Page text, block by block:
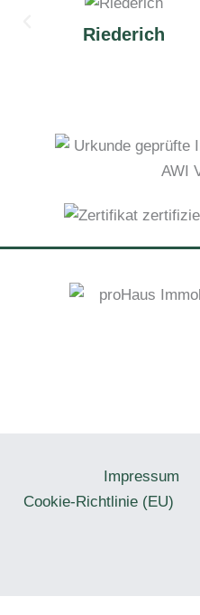
Riederich
Impressum
Cookie-Richtlinie (EU)